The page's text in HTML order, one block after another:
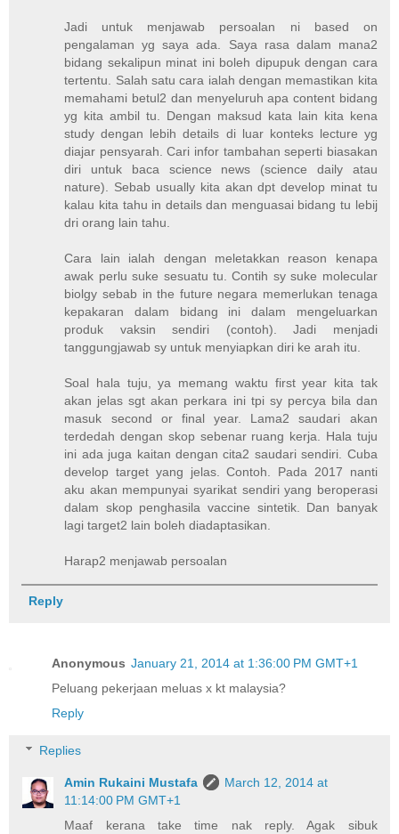
Jadi untuk menjawab persoalan ni based on
pengalaman yg saya ada. Saya rasa dalam mana2
bidang sekalipun minat ini boleh dipupuk dengan cara
tertentu. Salah satu cara ialah dengan memastikan kita
memahami betul2 dan menyeluruh apa content bidang
yg kita ambil tu. Dengan maksud kata lain kita kena
study dengan lebih details di luar konteks lecture yg
diajar pensyarah. Cari infor tambahan seperti biasakan
diri untuk baca science news (science daily atau
nature). Sebab usually kita akan dpt develop minat tu
kalau kita tahu in details dan menguasai bidang tu lebij
dri orang lain tahu.
Cara lain ialah dengan meletakkan reason kenapa
awak perlu suke sesuatu tu. Contih sy suke molecular
biolgy sebab in the future negara memerlukan tenaga
kepakaran dalam bidang ini dalam mengeluarkan
produk vaksin sendiri (contoh). Jadi menjadi
tanggungjawab sy untuk menyiapkan diri ke arah itu.
Soal hala tuju, ya memang waktu first year kita tak
akan jelas sgt akan perkara ini tpi sy percya bila dan
masuk second or final year. Lama2 saudari akan
terdedah dengan skop sebenar ruang kerja. Hala tuju
ini ada juga kaitan dengan cita2 saudari sendiri. Cuba
develop target yang jelas. Contoh. Pada 2017 nanti
aku akan mempunyai syarikat sendiri yang beroperasi
dalam skop penghasila vaccine sintetik. Dan banyak
lagi target2 lain boleh diadaptasikan.
Harap2 menjawab persoalan
Reply
Anonymous January 21, 2014 at 1:36:00 PM GMT+1
Peluang pekerjaan meluas x kt malaysia?
Reply
Replies
Amin Rukaini Mustafa
March 12, 2014 at
11:14:00 PM GMT+1
Maaf kerana take time nak reply. Agak sibuk